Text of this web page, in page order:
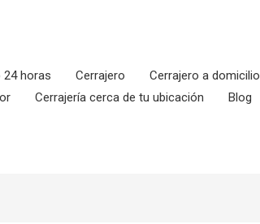
24 horas Cerrajero Cerrajero a domicilio
Cerrajería cerca de tu ubicación Blog